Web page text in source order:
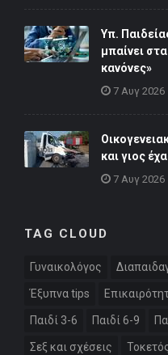
Υπ.
μπαίνει
κανόνες»
7 Αυγ 2026
και γιος
7 Αυγ 2026
TAG CLOUD
Γυναικολόγος
Έξυπνα tips
Παιδί 3-6 Παιδί 6-9
Σεξ και σχέσεις